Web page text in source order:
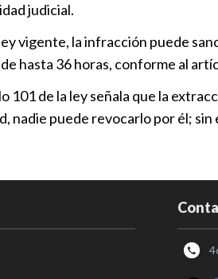
judicial.
vigente, la infracción puede
hasta 36 horas, conforme al
101 de la ley señala que la
nadie puede revocarlo por él;